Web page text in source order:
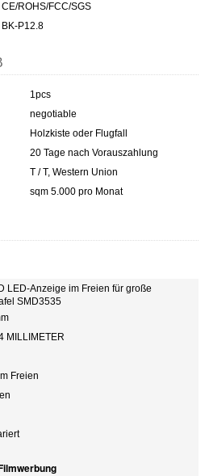
CE/ROHS/FCC/SGS
BK-P12.8
1pcs
negotiable
Holzkiste oder Flugfall
20 Tage nach Vorauszahlung
T / T, Western Union
sqm 5.000 pro Monat
LED-Anzeige im Freien für große
SMD3535
MILLIMETER
Freien